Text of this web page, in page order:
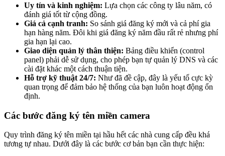
Uy tín và kinh nghiệm: Lựa chọn các công ty lâu năm, có
đánh giá tốt từ cộng đồng.
Giá cả cạnh tranh: So sánh giá đăng ký mới và cả phí gia
hạn hàng năm. Đôi khi giá đăng ký năm đầu rất rẻ nhưng phí
gia hạn lại cao.
Giao diện quản lý thân thiện: Bảng điều khiển (control
panel) phải dễ sử dụng, cho phép bạn tự quản lý DNS và các
cài đặt khác một cách thuận tiện.
Hỗ trợ kỹ thuật 24/7: Như đã đề cập, đây là yếu tố cực kỳ
quan trọng để đảm bảo hệ thống của bạn luôn hoạt động ổn
định.
Các bước đăng ký tên miền camera
Quy trình đăng ký tên miền tại hầu hết các nhà cung cấp đều khá
tương tự nhau. Dưới đây là các bước cơ bản bạn cần thực hiện: